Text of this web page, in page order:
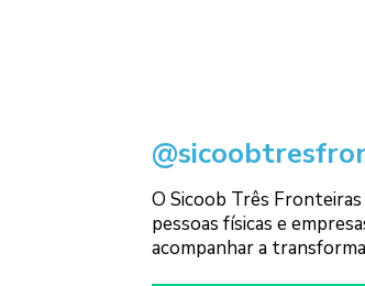
O Sicoob Três
pessoas físicas e
acompanhar a